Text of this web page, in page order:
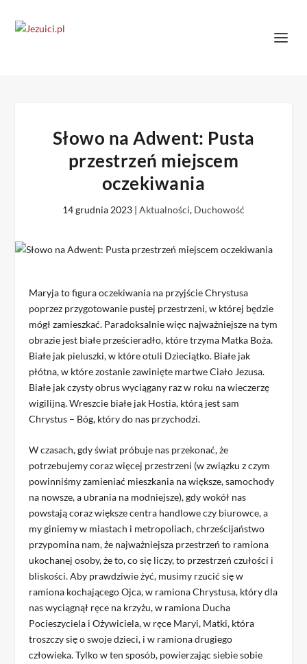
Słowo na Adwent: Pusta
przestrzeń miejscem
oczekiwania
14 grudnia 2023 | Aktualności, Duchowość
Maryja to figura oczekiwania na przyjście Chrystusa
poprzez przygotowanie pustej przestrzeni, w której będzie
mógł zamieszkać. Paradoksalnie więc najważniejsze na tym
obrazie jest białe prześcieradło, które trzyma Matka Boża.
Białe jak pieluszki, w które otuli Dzieciątko. Białe jak
płótna, w które zostanie zawinięte martwe Ciało Jezusa.
Białe jak czysty obrus wyciągany raz w roku na wieczerzę
wigilijną. Wreszcie białe jak Hostia, którą jest sam
Chrystus – Bóg, który do nas przychodzi.
W czasach, gdy świat próbuje nas przekonać, że
potrzebujemy coraz więcej przestrzeni (w związku z czym
powinniśmy zamieniać mieszkania na większe, samochody
na nowsze, a ubrania na modniejsze), gdy wokół nas
powstają coraz większe centra handlowe czy biurowce, a
my giniemy w miastach i metropoliach, chrześcijaństwo
przypomina nam, że najważniejsza przestrzeń to ramiona
ukochanej osoby, że to, co się liczy, to przestrzeń czułości i
bliskości. Aby prawdziwie żyć, musimy rzucić się w
ramiona kochającego Ojca, w ramiona Chrystusa, który dla
nas wyciągnął ręce na krzyżu, w ramiona Ducha
Pocieszyciela i Ożywiciela, w ręce Maryi, Matki, która
troszczy się o swoje dzieci, i w ramiona drugiego
człowieka. Tylko w ten sposób, powierzając siebie sobie